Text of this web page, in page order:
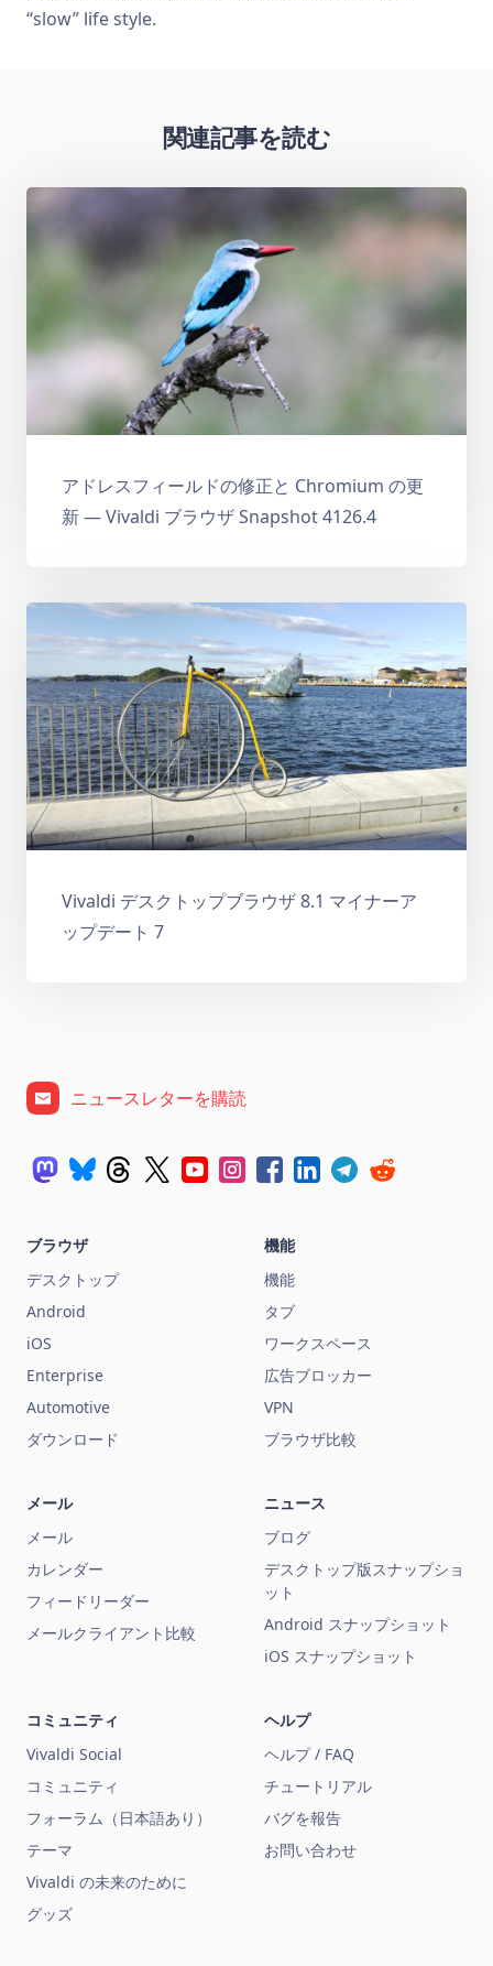
“slow” life style.
関連記事を読む
アドレスフィールドの修正と Chromium の更
新 — Vivaldi ブラウザ Snapshot 4126.4
Vivaldi デスクトップブラウザ 8.1 マイナーア
ップデート 7
ニュースレターを購読
ブラウザ
デスクトップ
Android
iOS
Enterprise
Automotive
ダウンロード
機能
機能
タブ
ワークスペース
広告ブロッカー
VPN
ブラウザ比較
メール
メール
カレンダー
フィードリーダー
メールクライアント比較
ニュース
ブログ
デスクトップ版スナップショ
ット
Android スナップショット
iOS スナップショット
コミュニティ
Vivaldi Social
コミュニティ
フォーラム（日本語あり）
テーマ
Vivaldi の未来のために
グッズ
ヘルプ
ヘルプ / FAQ
チュートリアル
バグを報告
お問い合わせ